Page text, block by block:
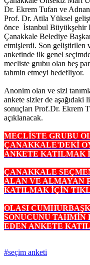
Dr. Ekrem Tufan ve
Prof. Dr. Atila Yüksel
önce İstanbul Büyükşehir
Çanakkale Belediye
etmişlerdi. Son geliştirilen
anketinde ilk genel
mecliste grubu olan beş
tahmin etmeyi hedefliyor.
Anonim olan ve sizi
ankete sizler de aşağıdaki
sonuçları Prof.Dr. Ekrem
açıklanacak.
MECLİSTE GRUBU
ÇANAKKALE'DEKİ
ANKETE KATILMAK
ÇANAKKALE
ALAN VE ALMAYAN
KATILMAK İÇİN
OLASI
SONUCUNU
EDEN ANKETE
#seçim anketi